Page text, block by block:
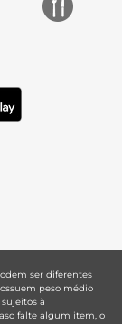
ser diferentes
peso médio
à
falte algum item, o